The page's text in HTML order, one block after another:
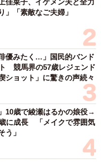
、全国に分布。各地を
が特に印象に残ったの
沿岸地域に伝わる「巻
三方に盛った米の中心
何なんだ？ とビックリし
形は、九州の諫早湾沿
佳菜子、イケメン夫と全力
」「素敵なご夫婦」
優みたく…」国民的バンド
競馬界の57歳レジェンド
ショット」に驚きの声続々
10歳で綾瀬はるかの娘役→
に成長 「メイクで雰囲気
う」